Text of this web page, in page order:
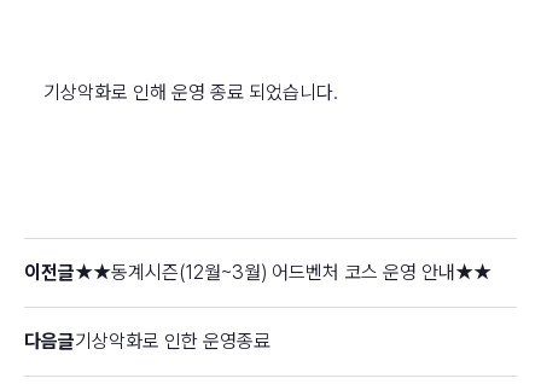
기상악화로 인해 운영 종료 되었습니다.
이전글★★동계시즌(12월~3월) 어드벤처 코스 운영 안내★★
다음글기상악화로 인한 운영종료